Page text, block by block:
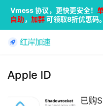
Apple ID
已购
Vmess 协议，更快更安全！
自助， 加群可领取8折优惠码。